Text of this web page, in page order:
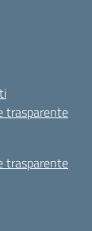
trasparente
trasparente